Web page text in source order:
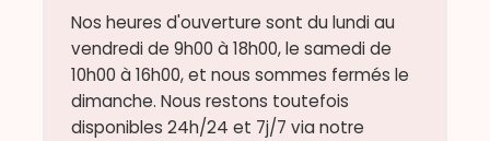
Nos heures d'ouverture sont du lundi au
vendredi de 9h00 à 18h00, le samedi de
10h00 à 16h00, et nous sommes fermés le
dimanche. Nous restons toutefois
disponibles 24h/24 et 7j/7 via notre